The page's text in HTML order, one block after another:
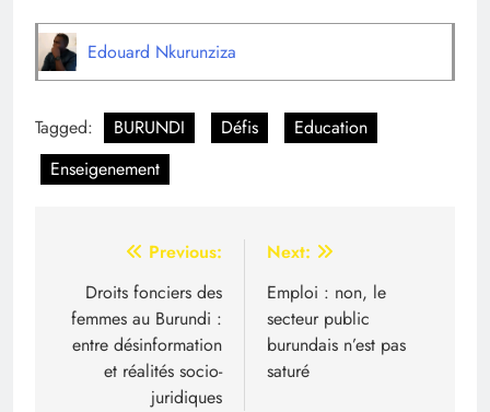
Edouard Nkurunziza
Tagged: BURUNDI Défis
Education
Enseigenement
Navigation
de
l’article
Previous:
Droits fonciers des
femmes au Burundi :
entre désinformation
et réalités socio-
juridiques
Next:
Emploi : non, le
secteur public
burundais n’est pas
saturé